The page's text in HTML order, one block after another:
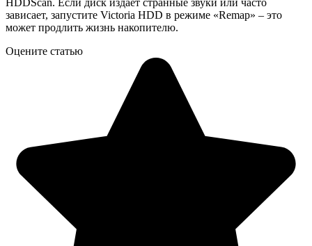
HDDScan. Если диск издает странные звуки или часто
зависает, запустите Victoria HDD в режиме «Remap» – это
может продлить жизнь накопителю.
Оцените статью